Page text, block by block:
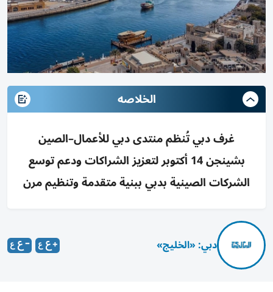
الخلاصه
غرف دبي تُنظم منتدى دبي للأعمال–الصين
بشينجن 14 أكتوبر لتعزيز الشراكات ودعم توسع
الشركات الصينية بدبي ببنية متقدمة وتنظيم مرن
دبي: «الخليج»